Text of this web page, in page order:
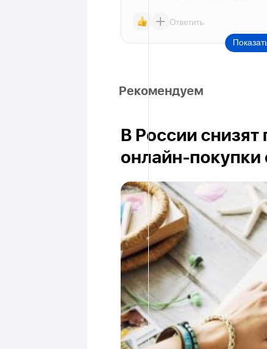
Ответить
Рекомендуем
В России
онлайн-покупки